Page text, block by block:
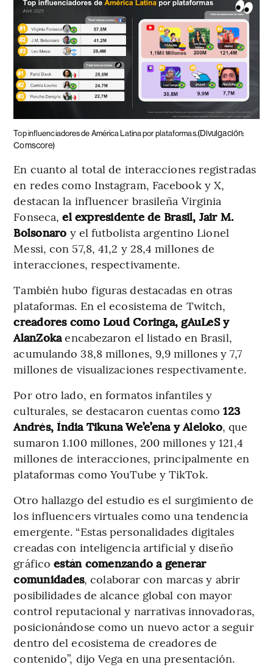
Top influenciadores de América Latina por plataformas.(Divulgación:
Comscore)
En cuanto al total de interacciones registradas
en redes como Instagram, Facebook y X,
destacan la influencer brasileña Virginia
Fonseca,el expresidente de Brasil, Jair M.
Bolsonaro y el futbolista argentino Lionel
Messi, con 57,8, 41,2 y 28,4 millones de
interacciones, respectivamente.
También hubo figuras destacadas en otras
plataformas. En el ecosistema de Twitch,
creadores como Loud Coringa, gAuLeS y
AlanZokaencabezaron el listado en Brasil,
acumulando 38,8 millones, 9,9 millones y 7,7
millones de visualizaciones respectivamente.
Por otro lado, en formatos infantiles y
culturales, se destacaron cuentas como123
Andrés, Índia Tikuna We’e’ena y Aleloko, que
sumaron 1.100 millones, 200 millones y 121,4
millones de interacciones, principalmente en
plataformas como YouTube y TikTok.
Otro hallazgo del estudio es el surgimiento de
los influencers virtuales como una tendencia
emergente. “Estas personalidades digitales
creadas con inteligencia artificial y diseño
gráficoestán comenzando a generar
comunidades, colaborar con marcas y abrir
posibilidades de alcance global con mayor
control reputacional y narrativas innovadoras,
posicionándose como un nuevo actor a seguir
dentro del ecosistema de creadores de
contenido”, dijo Vega en una presentación.